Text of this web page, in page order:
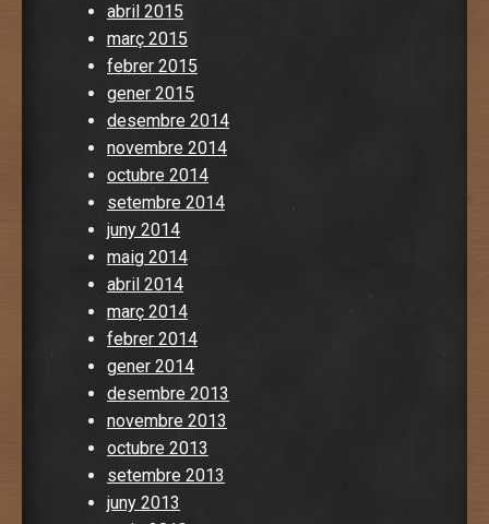
abril 2015
març 2015
febrer 2015
gener 2015
desembre 2014
novembre 2014
octubre 2014
setembre 2014
juny 2014
maig 2014
abril 2014
març 2014
febrer 2014
gener 2014
desembre 2013
novembre 2013
octubre 2013
setembre 2013
juny 2013